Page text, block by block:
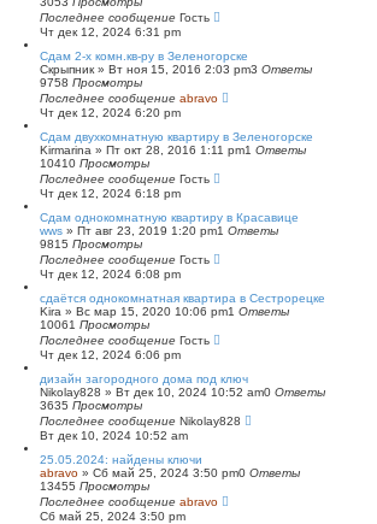
Последнее сообщение Гость
Чт дек 12, 2024 6:31 pm
Сдам 2-х комн.кв-ру в Зеленогорске
Скрыпник » Вт ноя 15, 2016 2:03 pm3 Ответы
9758 Просмотры
Последнее сообщение abravo
Чт дек 12, 2024 6:20 pm
Сдам двухкомнатную квартиру в Зеленогорске
Kirmarina » Пт окт 28, 2016 1:11 pm1 Ответы
10410 Просмотры
Последнее сообщение Гость
Чт дек 12, 2024 6:18 pm
Сдам однокомнатную квартиру в Красавице
wws » Пт авг 23, 2019 1:20 pm1 Ответы
9815 Просмотры
Последнее сообщение Гость
Чт дек 12, 2024 6:08 pm
сдаётся однокомнатная квартира в Сестрорецке
Kira » Вс мар 15, 2020 10:06 pm1 Ответы
10061 Просмотры
Последнее сообщение Гость
Чт дек 12, 2024 6:06 pm
дизайн загородного дома под ключ
Nikolay828 » Вт дек 10, 2024 10:52 am0 Ответы
3635 Просмотры
Последнее сообщение Nikolay828
Вт дек 10, 2024 10:52 am
25.05.2024: найдены ключи
abravo » Сб май 25, 2024 3:50 pm0 Ответы
13455 Просмотры
Последнее сообщение abravo
Сб май 25, 2024 3:50 pm